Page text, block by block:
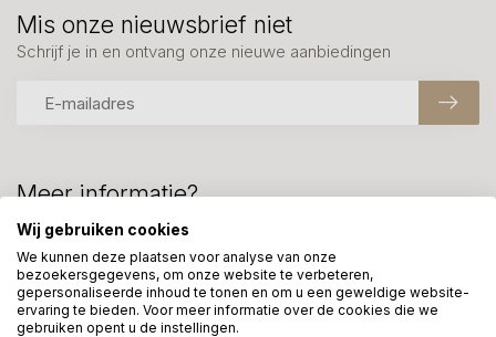
Meer informatie?
We helpen graag met uw keuze of geven advies, bel of app
ons 7 dagen per week: 06-23643267
Klantenservice
Mis onze nieuwsbrief niet
Schrijf je in en ontvang onze nieuwe aanbiedingen
Wij gebruiken cookies
We kunnen deze plaatsen voor analyse van onze
bezoekersgegevens, om onze website te verbeteren,
gepersonaliseerde inhoud te tonen en om u een geweldige website-
ervaring te bieden. Voor meer informatie over de cookies die we
gebruiken opent u de instellingen.